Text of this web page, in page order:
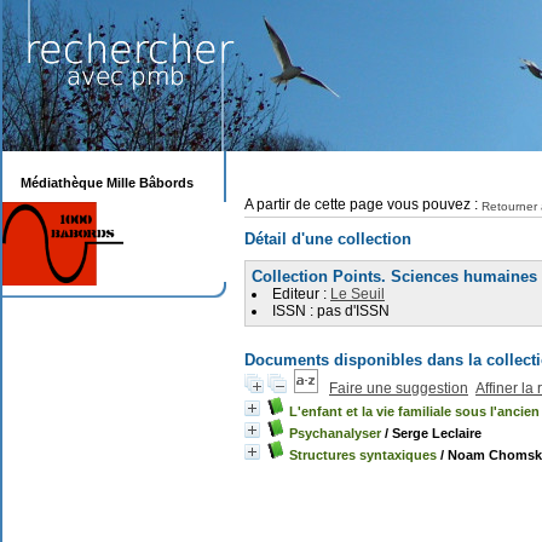
A partir de cette page vous pouvez : Retourner
Détail d'une collection
Collection Points. Sciences humaines
Editeur : Le Seuil
ISSN : pas d'ISSN
Documents disponibles dans la
Faire une suggestion Affiner la
L'enfant et la vie familiale sous l'ancien
Psychanalyser/ Serge Leclaire
Structures syntaxiques / Noam
Médiathèque Mille Bâbords